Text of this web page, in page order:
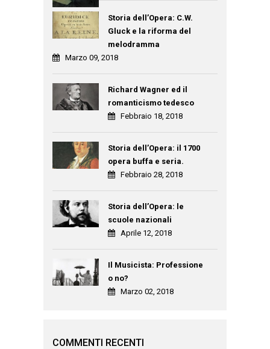
Storia dell’Opera: C.W.
Gluck e la riforma del
melodramma
Marzo 09, 2018
Richard Wagner ed il
romanticismo tedesco
Febbraio 18, 2018
Storia dell’Opera: il 1700
opera buffa e seria.
Febbraio 28, 2018
Storia dell’Opera: le
scuole nazionali
Aprile 12, 2018
Il Musicista: Professione
o no?
Marzo 02, 2018
COMMENTI RECENTI